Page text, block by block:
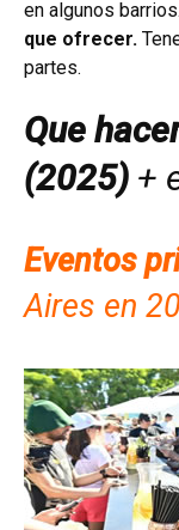
en algunos barrios.
que ofrecer.
partes.
Que
(2025) +
Eventos
Aires en